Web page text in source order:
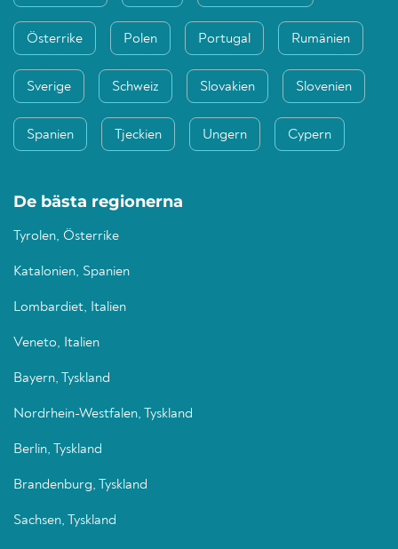
Österrike Polen Portugal Rumänien
Sverige Schweiz Slovakien Slovenien
Spanien Tjeckien Ungern Cypern
De bästa regionerna
Tyrolen, Österrike
Katalonien, Spanien
Lombardiet, Italien
Veneto, Italien
Bayern, Tyskland
Nordrhein-Westfalen, Tyskland
Berlin, Tyskland
Brandenburg, Tyskland
Sachsen, Tyskland